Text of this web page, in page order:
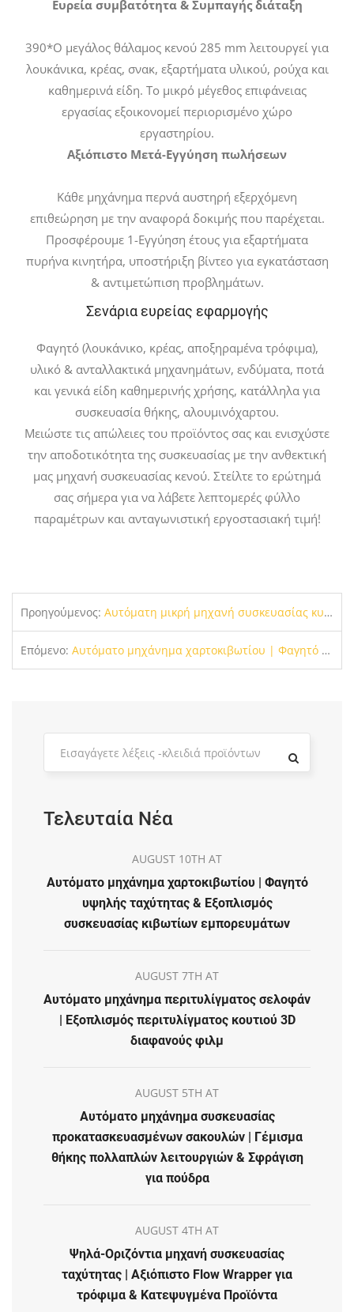
Ευρεία συμβατότητα & Συμπαγής διάταξη
390*Ο μεγάλος θάλαμος κενού 285 mm λειτουργεί για
λουκάνικα, κρέας, σνακ, εξαρτήματα υλικού, ρούχα και
καθημερινά είδη. Το μικρό μέγεθος επιφάνειας
εργασίας εξοικονομεί περιορισμένο χώρο
εργαστηρίου.
Αξιόπιστο Μετά-Εγγύηση πωλήσεων
Κάθε μηχάνημα περνά αυστηρή εξερχόμενη
επιθεώρηση με την αναφορά δοκιμής που παρέχεται.
Προσφέρουμε 1-Εγγύηση έτους για εξαρτήματα
πυρήνα κινητήρα, υποστήριξη βίντεο για εγκατάσταση
& αντιμετώπιση προβλημάτων.
Σενάρια ευρείας εφαρμογής
Φαγητό (λουκάνικο, κρέας, αποξηραμένα τρόφιμα),
υλικό & ανταλλακτικά μηχανημάτων, ενδύματα, ποτά
και γενικά είδη καθημερινής χρήσης, κατάλληλα για
συσκευασία θήκης, αλουμινόχαρτου.
Μειώστε τις απώλειες του προϊόντος σας και ενισχύστε
την αποδοτικότητα της συσκευασίας με την ανθεκτική
μας μηχανή συσκευασίας κενού. Στείλτε το ερώτημά
σας σήμερα για να λάβετε λεπτομερές φύλλο
παραμέτρων και ανταγωνιστική εργοστασιακή τιμή!
Προηγούμενος: Αυτόματη μικρή μηχανή συσκευασίας κυψελών για υγρή κάψουλα σοκολάτας μελιού βουτύρου & Tablet, High Speed Mini Plastic Blister Sealing Equipment
Επόμενο: Αυτόματο μηχάνημα χαρτοκιβωτίου | Φαγητό υψηλής ταχύτητας & Εξοπλισμός συσκευασίας κιβωτίων εμπορευμάτων
Τελευταία Νέα
AUGUST 10TH AT
Αυτόματο μηχάνημα χαρτοκιβωτίου | Φαγητό
υψηλής ταχύτητας & Εξοπλισμός
συσκευασίας κιβωτίων εμπορευμάτων
AUGUST 7TH AT
Αυτόματο μηχάνημα περιτυλίγματος σελοφάν
| Εξοπλισμός περιτυλίγματος κουτιού 3D
διαφανούς φιλμ
AUGUST 5TH AT
Αυτόματο μηχάνημα συσκευασίας
προκατασκευασμένων σακουλών | Γέμισμα
θήκης πολλαπλών λειτουργιών & Σφράγιση
για πούδρα
AUGUST 4TH AT
Ψηλά-Οριζόντια μηχανή συσκευασίας
ταχύτητας | Αξιόπιστο Flow Wrapper για
τρόφιμα & Κατεψυγμένα Προϊόντα